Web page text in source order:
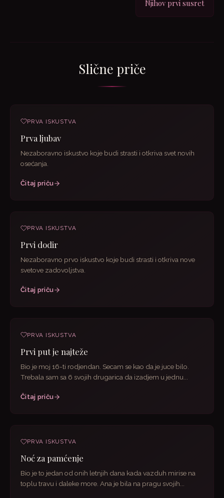
Njihov prvi susret
Slične priče
PRVA ISKUSTVA
Prva ljubav
Nezaboravno iskustvo koje budi strasti i otkriva svet novih
osećanja.
Čitaj priču
PRVA ISKUSTVA
Prvi dodir
Nezaboravno prvo iskustvo koje budi strasti i otkriva nove
svetove zadovoljstva.
Čitaj priču
PRVA ISKUSTVA
Prvi put je najteže
Bio je moj 16-ti rodjendan. Secam se kao da je juce bilo.
Trebala sam sa 6 svojih drugarica da izadjem u jednu...
Čitaj priču
PRVA ISKUSTVA
Noć za pamćenje
Bio je to jedan od onih letnjih dana kada vazduh mirise na
toplu travu i daleke more. Ana je bila na pragu svojih...